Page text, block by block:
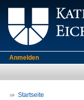
Anmelden
Startseite